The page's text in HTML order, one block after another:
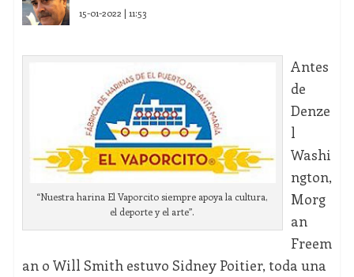
15-01-2022 | 11:53
“Nuestra harina El Vaporcito siempre apoya la cultura,
el deporte y el arte”.
Antes
de
Denze
l
Washi
ngton,
Morg
an
Freem
an o Will Smith estuvo Sidney Poitier, toda una